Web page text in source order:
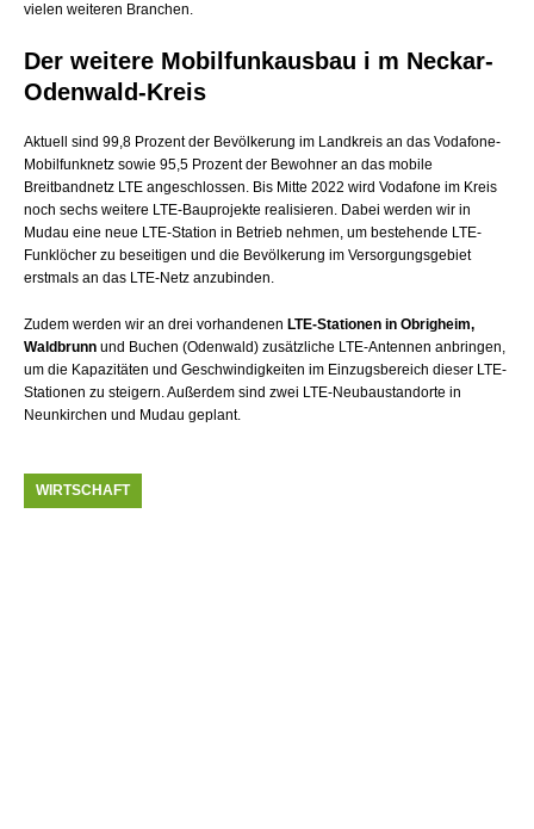
vielen weiteren Branchen.
Der weitere Mobilfunkausbau i m Neckar-
Odenwald-Kreis
Aktuell sind 99,8 Prozent der Bevölkerung im Landkreis an das Vodafone-
Mobilfunknetz sowie 95,5 Prozent der Bewohner an das mobile
Breitbandnetz LTE angeschlossen. Bis Mitte 2022 wird Vodafone im Kreis
noch sechs weitere LTE-Bauprojekte realisieren. Dabei werden wir in
Mudau eine neue LTE-Station in Betrieb nehmen, um bestehende LTE-
Funklöcher zu beseitigen und die Bevölkerung im Versorgungsgebiet
erstmals an das LTE-Netz anzubinden.
Zudem werden wir an drei vorhandenen LTE-Stationen in Obrigheim,
Waldbrunn und Buchen (Odenwald) zusätzliche LTE-Antennen anbringen,
um die Kapazitäten und Geschwindigkeiten im Einzugsbereich dieser LTE-
Stationen zu steigern. Außerdem sind zwei LTE-Neubaustandorte in
Neunkirchen und Mudau geplant.
WIRTSCHAFT